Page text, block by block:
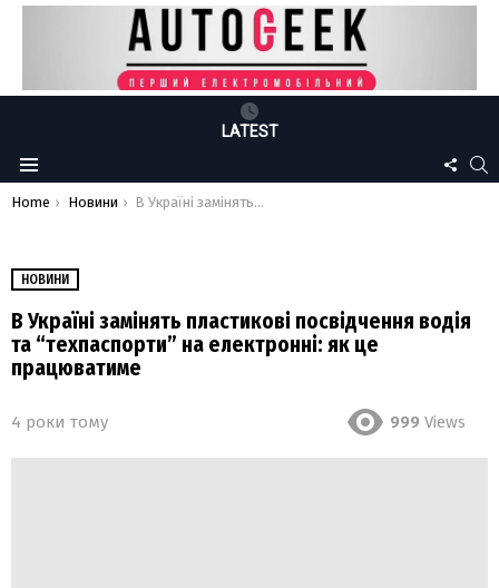
LATEST
Menu
US
You are here:
Home Новини В Україні замінять пластикові посвідчення водія та “техпаспорти” на електронні: як це працюватиме
НОВИНИ
В Україні замінять пластикові посвідчення водія
та “техпаспорти” на електронні: як це
працюватиме
4 роки тому 999 Views